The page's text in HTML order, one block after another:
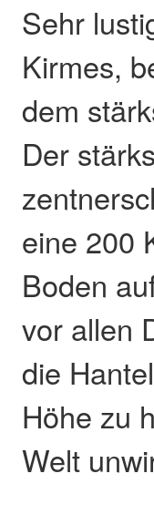
Sehr
Kirmes,
dem
Der
eine 200
Boden
vor allen
die
Höhe zu
Welt